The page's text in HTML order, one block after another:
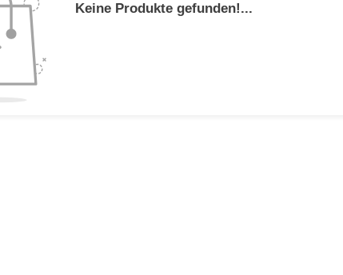
Keine Produkte gefunden!...